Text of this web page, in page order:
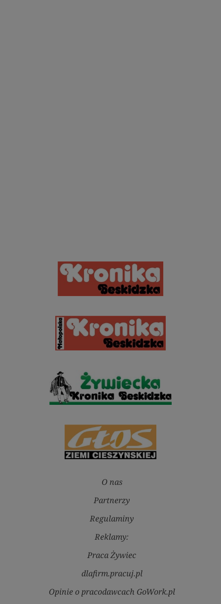
O nas
Partnerzy
Regulaminy
Reklamy:
Praca Żywiec
dlafirm.pracuj.pl
Opinie o pracodawcach GoWork.pl